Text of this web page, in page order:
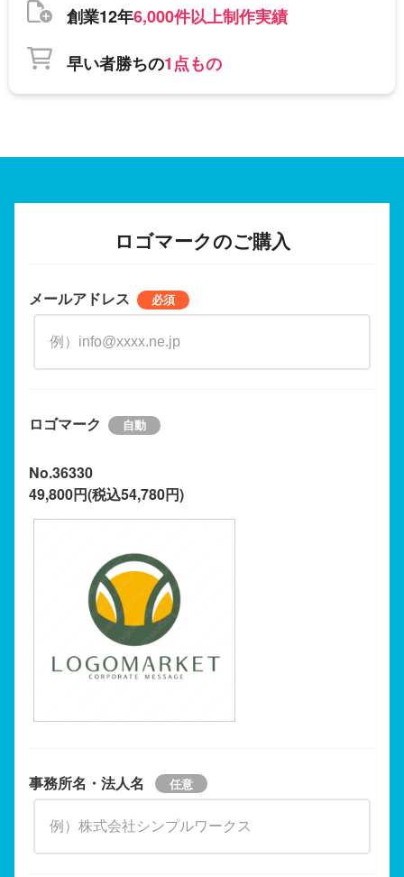
創業12年6,000件以上制作実績
早い者勝ちの1点もの
ロゴマークのご購入
メールアドレス
ロゴマーク
No.36330
49,800円(税込54,780円)
事務所名・法人名